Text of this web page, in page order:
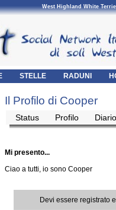
West Highland White
STELLE RADUNI
Il Profilo di Cooper
Status Profilo Diario
Mi presento...
Ciao a tutti, io sono Cooper
Devi essere registrato